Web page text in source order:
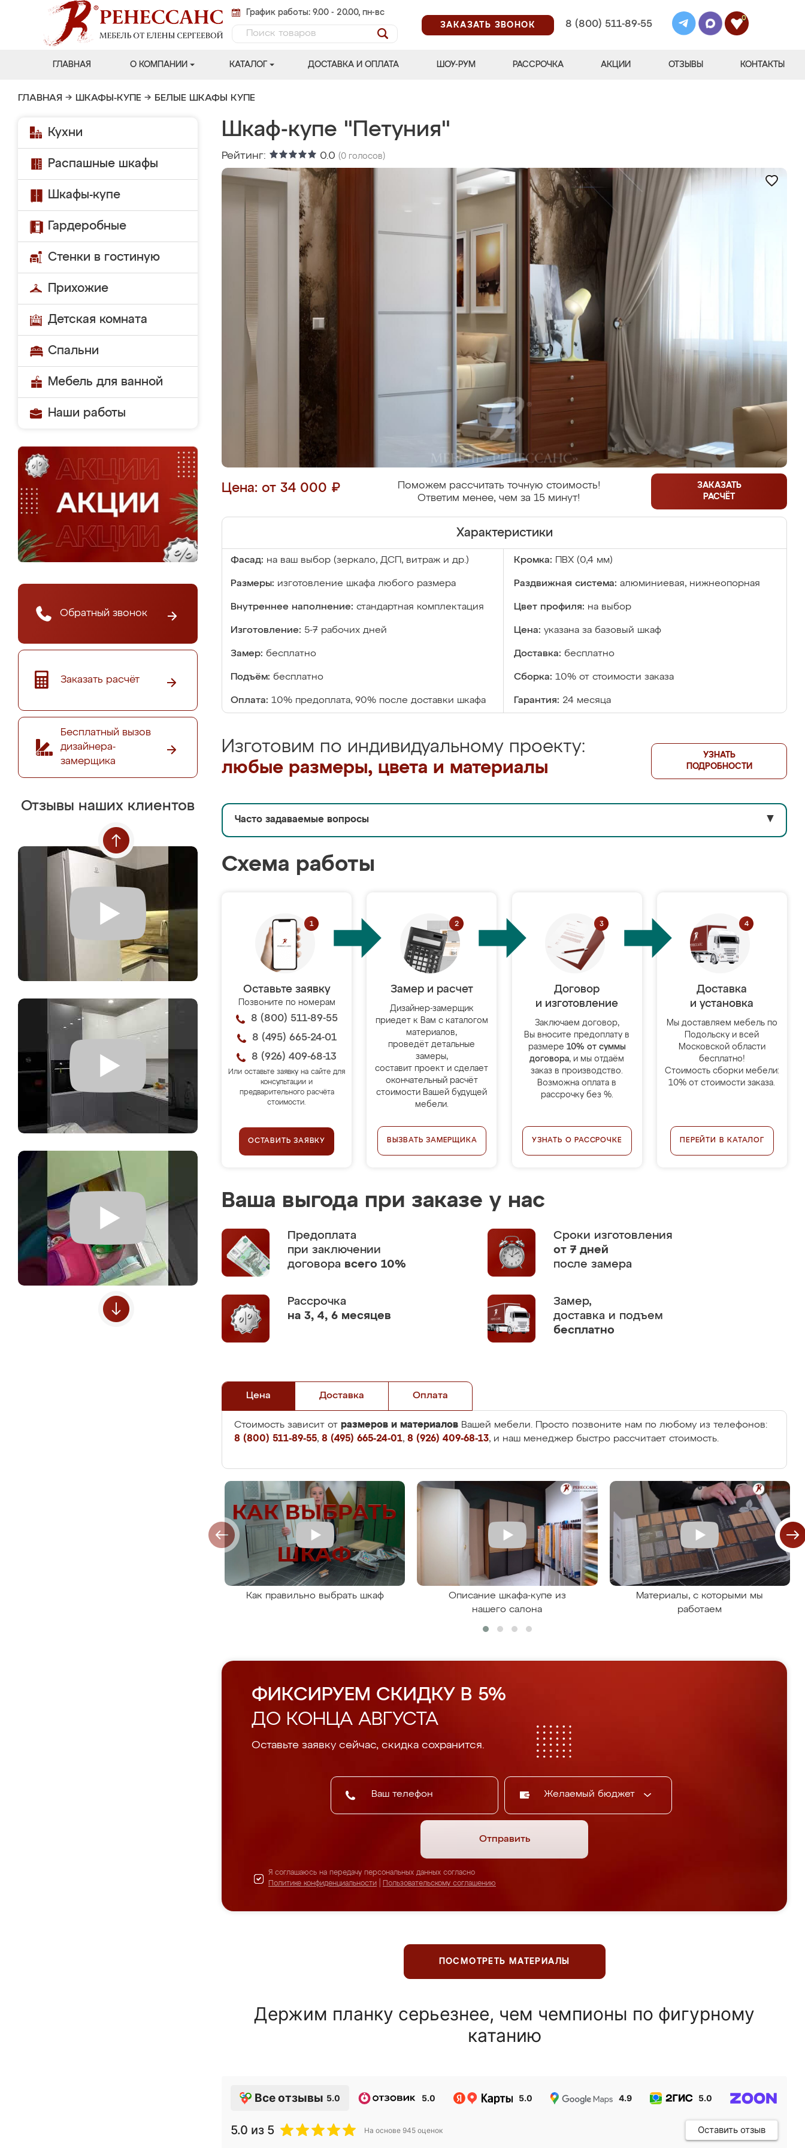
График работы: 9.00 - 20.00, пн-вс
ЗАКАЗАТЬ ЗВОНОК
8 (800) 511-89-55
0
ГЛАВНАЯ О КОМПАНИИ КАТАЛОГ ДОСТАВКА И ОПЛАТА ШОУ-РУМ РАССРОЧКА АКЦИИ ОТЗЫВЫ КОНТАКТЫ
ГЛАВНАЯ → ШКАФЫ-КУПЕ → БЕЛЫЕ ШКАФЫ КУПЕ
Кухни
Распашные шкафы
Шкафы-купе
Гардеробные
Стенки в гостиную
Прихожие
Детская комната
Спальни
Мебель для ванной
Наши работы
Обратный звонок
Заказать расчёт
Бесплатный вызов
дизайнера-
замерщика
Отзывы наших клиентов
Шкаф-купе "Петуния"
Рейтинг: 0.0 (0 голосов)
Цена: от 34 000 ₽
Поможем рассчитать точную стоимость!
Ответим менее, чем за 15 минут!
ЗАКАЗАТЬ
РАСЧЁТ
Характеристики
Фасад: на ваш выбор (зеркало, ДСП, витраж и др.) Кромка: ПВХ (0,4 мм)
Размеры: изготовление шкафа любого размера Раздвижная система: алюминиевая, нижнеопорная
Внутреннее наполнение: стандартная комплектация Цвет профиля: на выбор
Изготовление: 5-7 рабочих дней Цена: указана за базовый шкаф
Замер: бесплатно Доставка: бесплатно
Подъём: бесплатно Сборка: 10% от стоимости заказа
Оплата: 10% предоплата, 90% после доставки шкафа Гарантия: 24 месяца
Изготовим по индивидуальному проекту:
любые размеры, цвета и материалы
УЗНАТЬ
ПОДРОБНОСТИ
Часто задаваемые вопросы ▼
Схема работы
Оставьте заявку
Позвоните по номерам
8 (800) 511-89-55
8 (495) 665-24-01
8 (926) 409-68-13
Или оставьте заявку на сайте для
консультации и
предварительного расчёта
стоимости.
ОСТАВИТЬ ЗАЯВКУ
Замер и расчет
Дизайнер-замерщик
приедет к Вам с каталогом
материалов,
проведёт детальные
замеры,
составит проект и сделает
окончательный расчёт
стоимости Вашей будущей
мебели.
ВЫЗВАТЬ ЗАМЕРЩИКА
Договор
и изготовление
Заключаем договор,
Вы вносите предоплату в
размере 10% от суммы
договора, и мы отдаём
заказ в производство.
Возможна оплата в
рассрочку без %.
УЗНАТЬ О РАССРОЧКЕ
Доставка
и установка
Мы доставляем мебель по
Подольску и всей
Московской области
бесплатно!
Стоимость сборки мебели:
10% от стоимости заказа.
ПЕРЕЙТИ В КАТАЛОГ
Ваша выгода при заказе у нас
Предоплата
при заключении
договора всего 10%
Сроки изготовления
от 7 дней
после замера
Рассрочка
на 3, 4, 6 месяцев
Замер,
доставка и подъем
бесплатно
Цена Доставка Оплата
Стоимость зависит от размеров и материалов Вашей мебели. Просто позвоните нам по любому из телефонов:
8 (800) 511-89-55, 8 (495) 665-24-01, 8 (926) 409-68-13, и наш менеджер быстро рассчитает стоимость.
Как правильно выбрать шкаф
Описание шкафа-купе из
нашего салона
Материалы, с которыми мы
работаем
ФИКСИРУЕМ СКИДКУ В 5%
ДО КОНЦА АВГУСТА
Оставьте заявку сейчас, скидка сохранится.
Желаемый бюджет
Отправить
Я соглашаюсь на передачу персональных данных согласно
Политике конфиденциальности
Пользовательскому соглашению
ПОСМОТРЕТЬ МАТЕРИАЛЫ
Держим планку серьезнее, чем чемпионы по фигурному
катанию
Все отзывы 5.0 5.0 5.0 4.9 5.0
5.0 из 5 На основе 945 оценок Оставить отзыв